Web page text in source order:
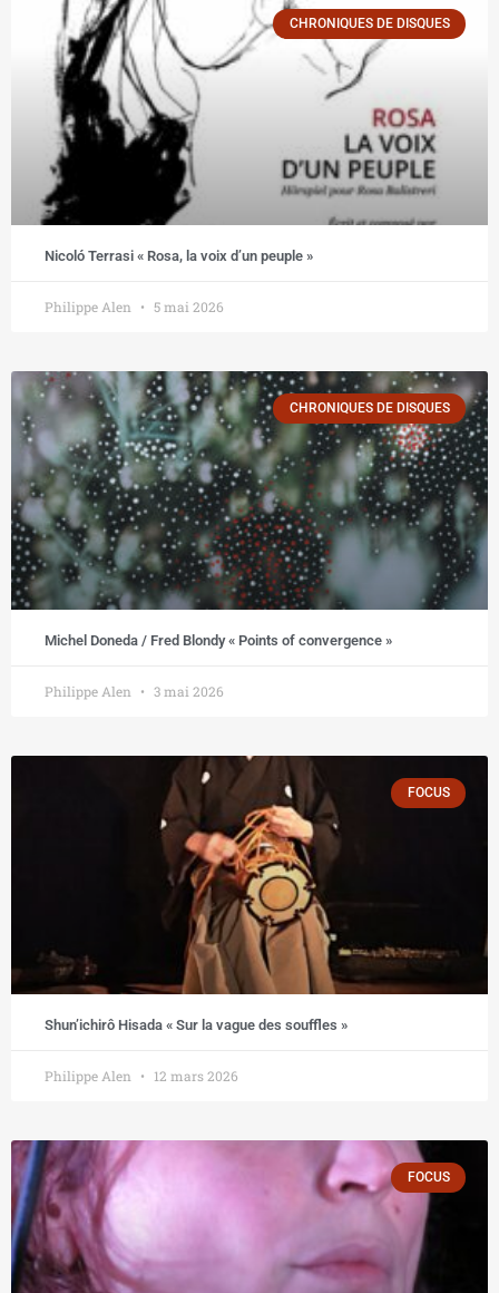
CHRONIQUES DE DISQUES
Nicoló Terrasi « Rosa, la voix d’un peuple »
Philippe Alen 5 mai 2026
CHRONIQUES DE DISQUES
Michel Doneda / Fred Blondy « Points of convergence »
Philippe Alen 3 mai 2026
FOCUS
Shun’ichirô Hisada « Sur la vague des souffles »
Philippe Alen 12 mars 2026
FOCUS